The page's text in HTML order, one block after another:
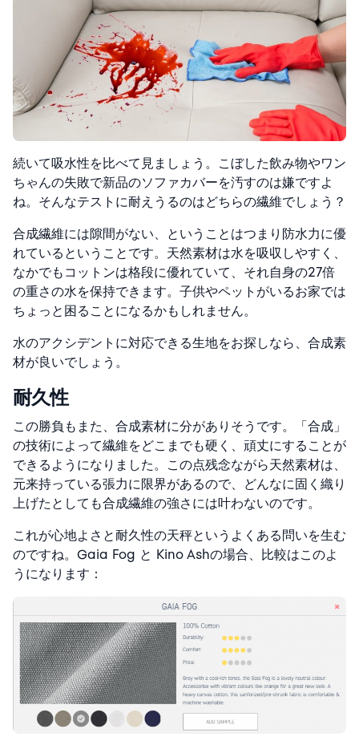
続いて吸水性を比べて見ましょう。こぼした飲み物やワン
ちゃんの失敗で新品のソファカバーを汚すのは嫌ですよ
ね。そんなテストに耐えうるのはどちらの繊維でしょう？
合成繊維には隙間がない、ということはつまり防水力に優
れているということです。天然素材は水を吸収しやすく、
なかでもコットンは格段に優れていて、それ自身の27倍
の重さの水を保持できます。子供やペットがいるお家では
ちょっと困ることになるかもしれません。
水のアクシデントに対応できる生地をお探しなら、合成素
材が良いでしょう。
耐久性
この勝負もまた、合成素材に分がありそうです。「合成」
の技術によって繊維をどこまでも硬く、頑丈にすることが
できるようになりました。この点残念ながら天然素材は、
元来持っている張力に限界があるので、どんなに固く織り
上げたとしても合成繊維の強さには叶わないのです。
これが心地よさと耐久性の天秤というよくある問いを生む
のですね。Gaia Fog と Kino Ashの場合、比較はこのよ
うになります：